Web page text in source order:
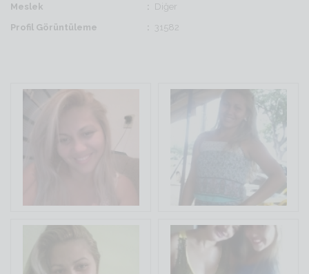
Meslek
Diğer
Profil Görüntüleme
31582